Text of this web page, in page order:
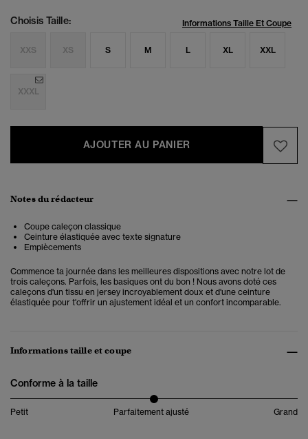
Choisis Taille: Informations Taille Et Coupe
XXS XS S M L XL XXL
XXXL
AJOUTER AU PANIER
Notes du rédacteur
Coupe caleçon classique
Ceinture élastiquée avec texte signature
Empiècements
Commence ta journée dans les meilleures dispositions avec notre lot de
trois caleçons. Parfois, les basiques ont du bon ! Nous avons doté ces
caleçons d'un tissu en jersey incroyablement doux et d'une ceinture
élastiquée pour t'offrir un ajustement idéal et un confort incomparable.
Informations taille et coupe
Conforme à la taille
Petit Parfaitement ajusté Grand